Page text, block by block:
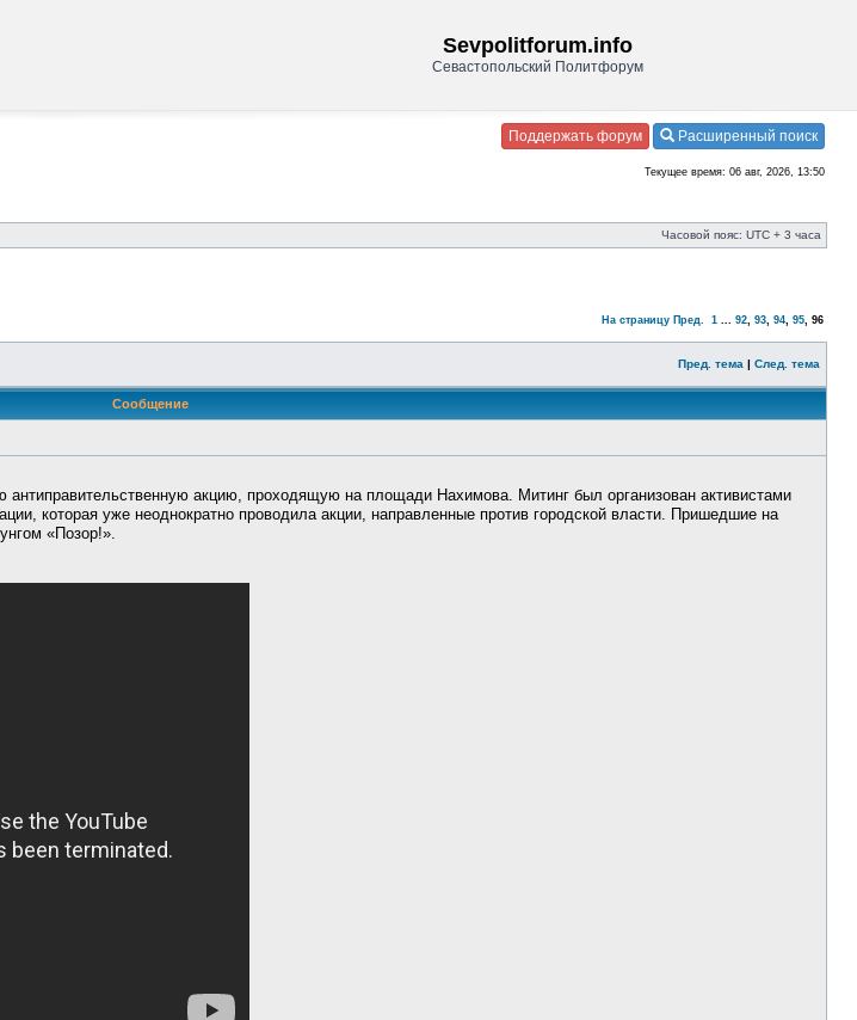
Sevpolitforum.info
Севастопольский Политфорум
Поддержать форум Расширенный поиск
Текущее время: 06 авг, 2026, 13:50
Часовой пояс: UTC + 3 часа
На страницу Пред. 1 ... 92, 93, 94, 95, 96
Пред. тема | След. тема
Сообщение
акцию, проходящую на площади Нахимова. Митинг был организован активистами
которая уже неоднократно проводила акции, направленные против городской власти. Пришедшие на
«Позор!».